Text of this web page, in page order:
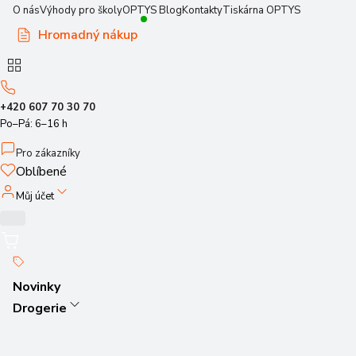
O násVýhody pro školyOPTYS BlogKontaktyTiskárna OPTYS
Hromadný nákup
+420 607 70 30 70
Po–Pá: 6–16 h
Pro zákazníky
Oblíbené
Můj účet
Novinky
Drogerie